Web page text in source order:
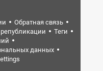
Обратная связь
Теги
данных